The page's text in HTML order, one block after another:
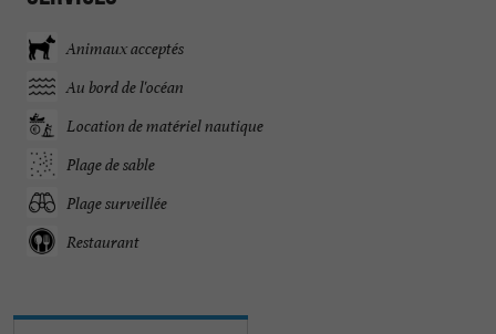
Animaux acceptés
Au bord de l'océan
Location de matériel nautique
Plage de sable
Plage surveillée
Restaurant